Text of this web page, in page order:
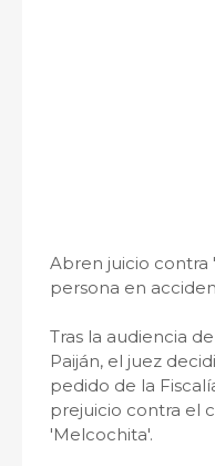
Abren juicio
persona en
Tras la audiencia
Paiján, el juez
pedido de la
prejuicio contra el
'Melcochita'.